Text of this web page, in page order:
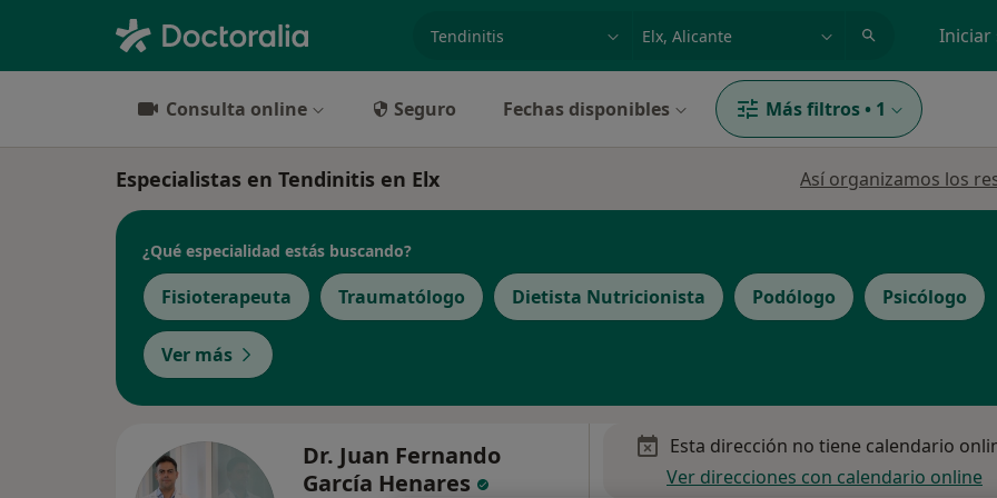
Iniciar
Consulta online Seguro Fechas disponibles Más filtros • 1
Especialistas en Tendinitis en Elx Así organizamos los
¿Qué especialidad estás buscando?
Fisioterapeuta Traumatólogo Dietista Nutricionista Podólogo Psicólogo
Ver más
Dr. Juan Fernando
García Henares
Esta dirección no tiene calendario
Ver direcciones con calendario online